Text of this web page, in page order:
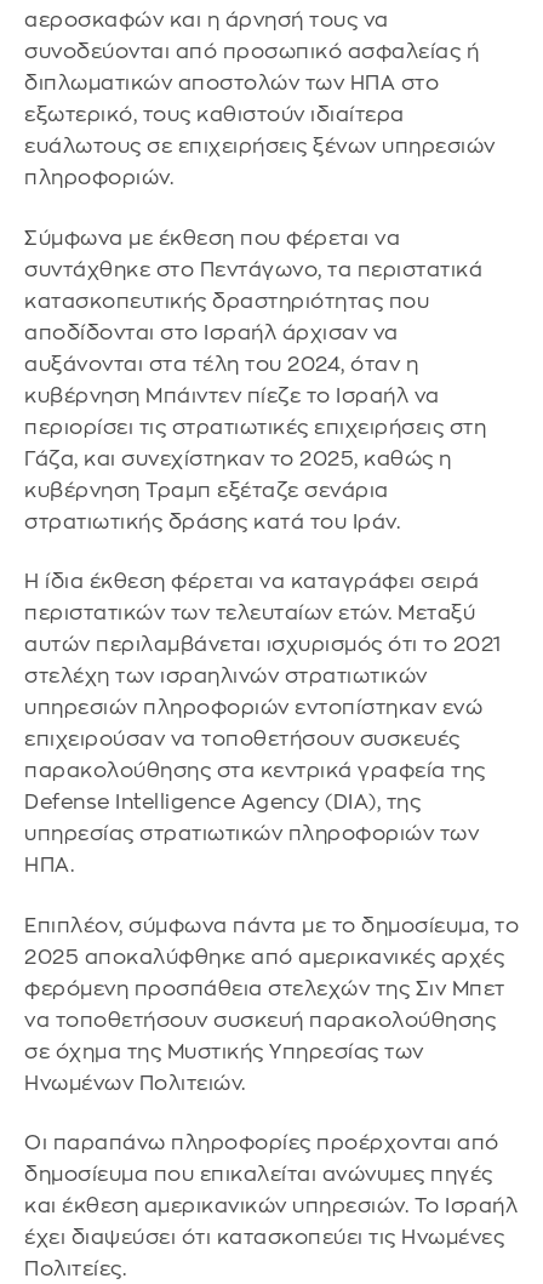
αεροσκαφών και η άρνησή τους να
συνοδεύονται από προσωπικό ασφαλείας ή
διπλωματικών αποστολών των ΗΠΑ στο
εξωτερικό, τους καθιστούν ιδιαίτερα
ευάλωτους σε επιχειρήσεις ξένων υπηρεσιών
πληροφοριών.
Σύμφωνα με έκθεση που φέρεται να
συντάχθηκε στο Πεντάγωνο, τα περιστατικά
κατασκοπευτικής δραστηριότητας που
αποδίδονται στο Ισραήλ άρχισαν να
αυξάνονται στα τέλη του 2024, όταν η
κυβέρνηση Μπάιντεν πίεζε το Ισραήλ να
περιορίσει τις στρατιωτικές επιχειρήσεις στη
Γάζα, και συνεχίστηκαν το 2025, καθώς η
κυβέρνηση Τραμπ εξέταζε σενάρια
στρατιωτικής δράσης κατά του Ιράν.
Η ίδια έκθεση φέρεται να καταγράφει σειρά
περιστατικών των τελευταίων ετών. Μεταξύ
αυτών περιλαμβάνεται ισχυρισμός ότι το 2021
στελέχη των ισραηλινών στρατιωτικών
υπηρεσιών πληροφοριών εντοπίστηκαν ενώ
επιχειρούσαν να τοποθετήσουν συσκευές
παρακολούθησης στα κεντρικά γραφεία της
Defense Intelligence Agency (DIA), της
υπηρεσίας στρατιωτικών πληροφοριών των
ΗΠΑ.
Επιπλέον, σύμφωνα πάντα με το δημοσίευμα, το
2025 αποκαλύφθηκε από αμερικανικές αρχές
φερόμενη προσπάθεια στελεχών της Σιν Μπετ
να τοποθετήσουν συσκευή παρακολούθησης
σε όχημα της Μυστικής Υπηρεσίας των
Ηνωμένων Πολιτειών.
Οι παραπάνω πληροφορίες προέρχονται από
δημοσίευμα που επικαλείται ανώνυμες πηγές
και έκθεση αμερικανικών υπηρεσιών. Το Ισραήλ
έχει διαψεύσει ότι κατασκοπεύει τις Ηνωμένες
Πολιτείες.